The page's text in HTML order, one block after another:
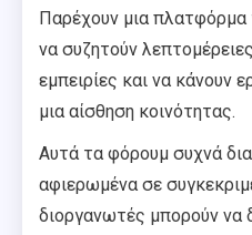
Παρέχουν μια πλατφόρμα
να συζητούν
εμπειρίες και να κάνουν
μια αίσθηση κοινότητας.
Αυτά τα φόρουμ συχνά
αφιερωμένα σε
διοργανωτές μπορούν να